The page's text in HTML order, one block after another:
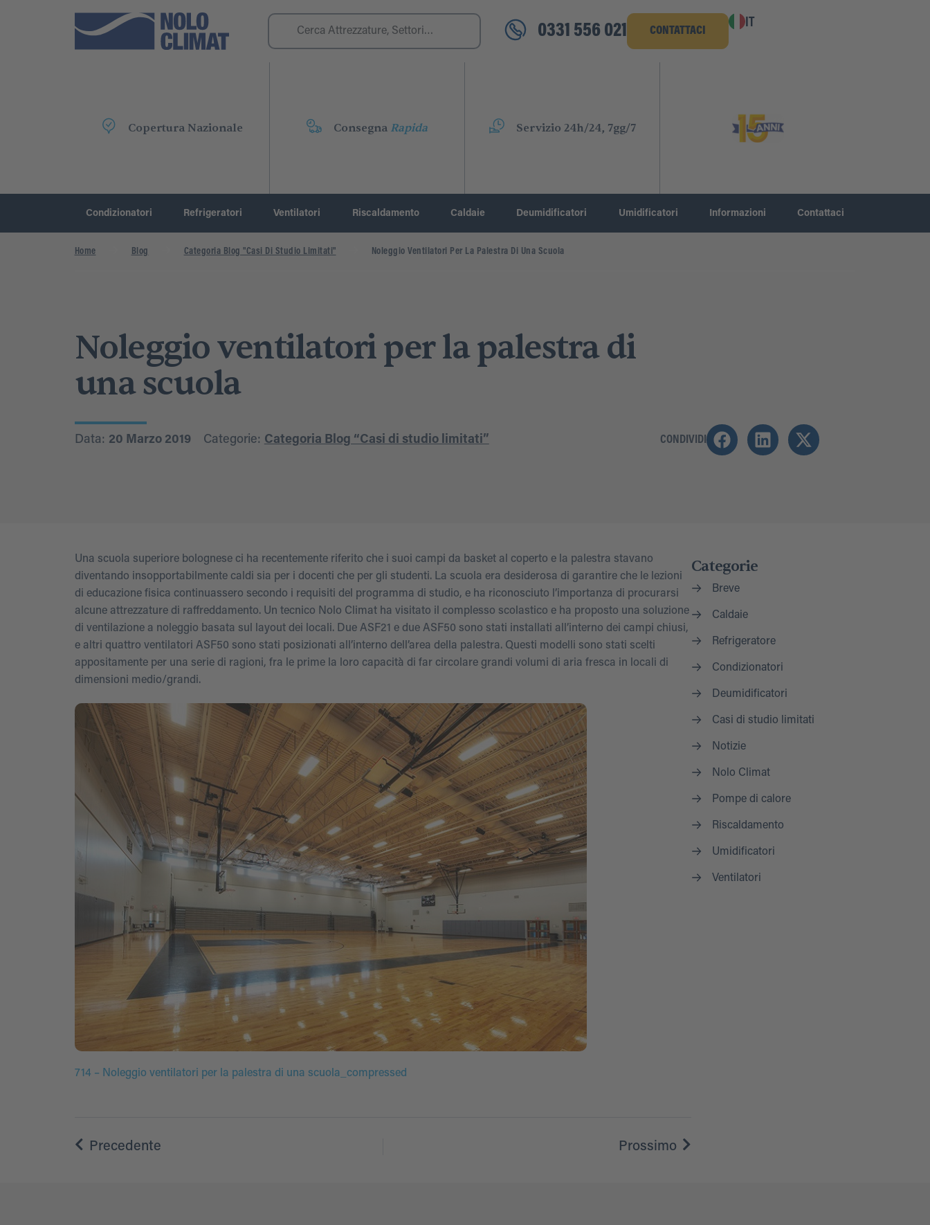
0331 556 021 CONTATTACI
IT
Copertura Nazionale Consegna Rapida Servizio 24h/24, 7gg/7
Condizionatori Refrigeratori Ventilatori Riscaldamento Caldaie Deumidificatori Umidificatori Informazioni Contattaci
Home Blog Categoria Blog "Casi Di Studio Limitati" Noleggio Ventilatori Per La Palestra Di Una Scuola
Noleggio ventilatori per la palestra di
una scuola
Data: 20 Marzo 2019 Categorie: Categoria Blog “Casi di studio limitati” CONDIVIDI
Una scuola superiore bolognese ci ha recentemente riferito che i suoi campi da basket al coperto e la palestra stavano
diventando insopportabilmente caldi sia per i docenti che per gli studenti. La scuola era desiderosa di garantire che le lezioni
di educazione fisica continuassero secondo i requisiti del programma di studio, e ha riconosciuto l’importanza di procurarsi
alcune attrezzature di raffreddamento. Un tecnico Nolo Climat ha visitato il complesso scolastico e ha proposto una soluzione
di ventilazione a noleggio basata sul layout dei locali. Due ASF21 e due ASF50 sono stati installati all’interno dei campi chiusi,
e altri quattro ventilatori ASF50 sono stati posizionati all’interno dell’area della palestra. Questi modelli sono stati scelti
appositamente per una serie di ragioni, fra le prime la loro capacità di far circolare grandi volumi di aria fresca in locali di
dimensioni medio/grandi.
714 – Noleggio ventilatori per la palestra di una scuola_compressed
Precedente Prossimo
Categorie
Breve
Caldaie
Refrigeratore
Condizionatori
Deumidificatori
Casi di studio limitati
Notizie
Nolo Climat
Pompe di calore
Riscaldamento
Umidificatori
Ventilatori